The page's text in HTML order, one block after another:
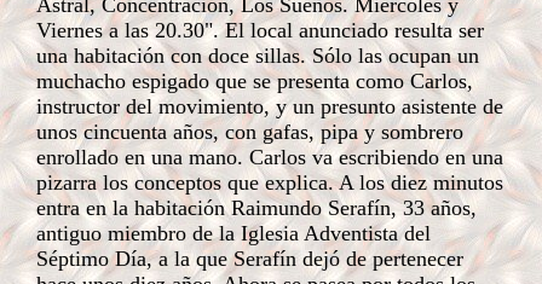
Astral, Concentración, Los Sueños. Miércoles y
Viernes a las 20.30". El local anunciado resulta ser
una habitación con doce sillas. Sólo las ocupan un
muchacho espigado que se presenta como Carlos,
instructor del movimiento, y un presunto asistente de
unos cincuenta años, con gafas, pipa y sombrero
enrollado en una mano. Carlos va escribiendo en una
pizarra los conceptos que explica. A los diez minutos
entra en la habitación Raimundo Serafín, 33 años,
antiguo miembro de la Iglesia Adventista del
Séptimo Día, a la que Serafín dejó de pertenecer